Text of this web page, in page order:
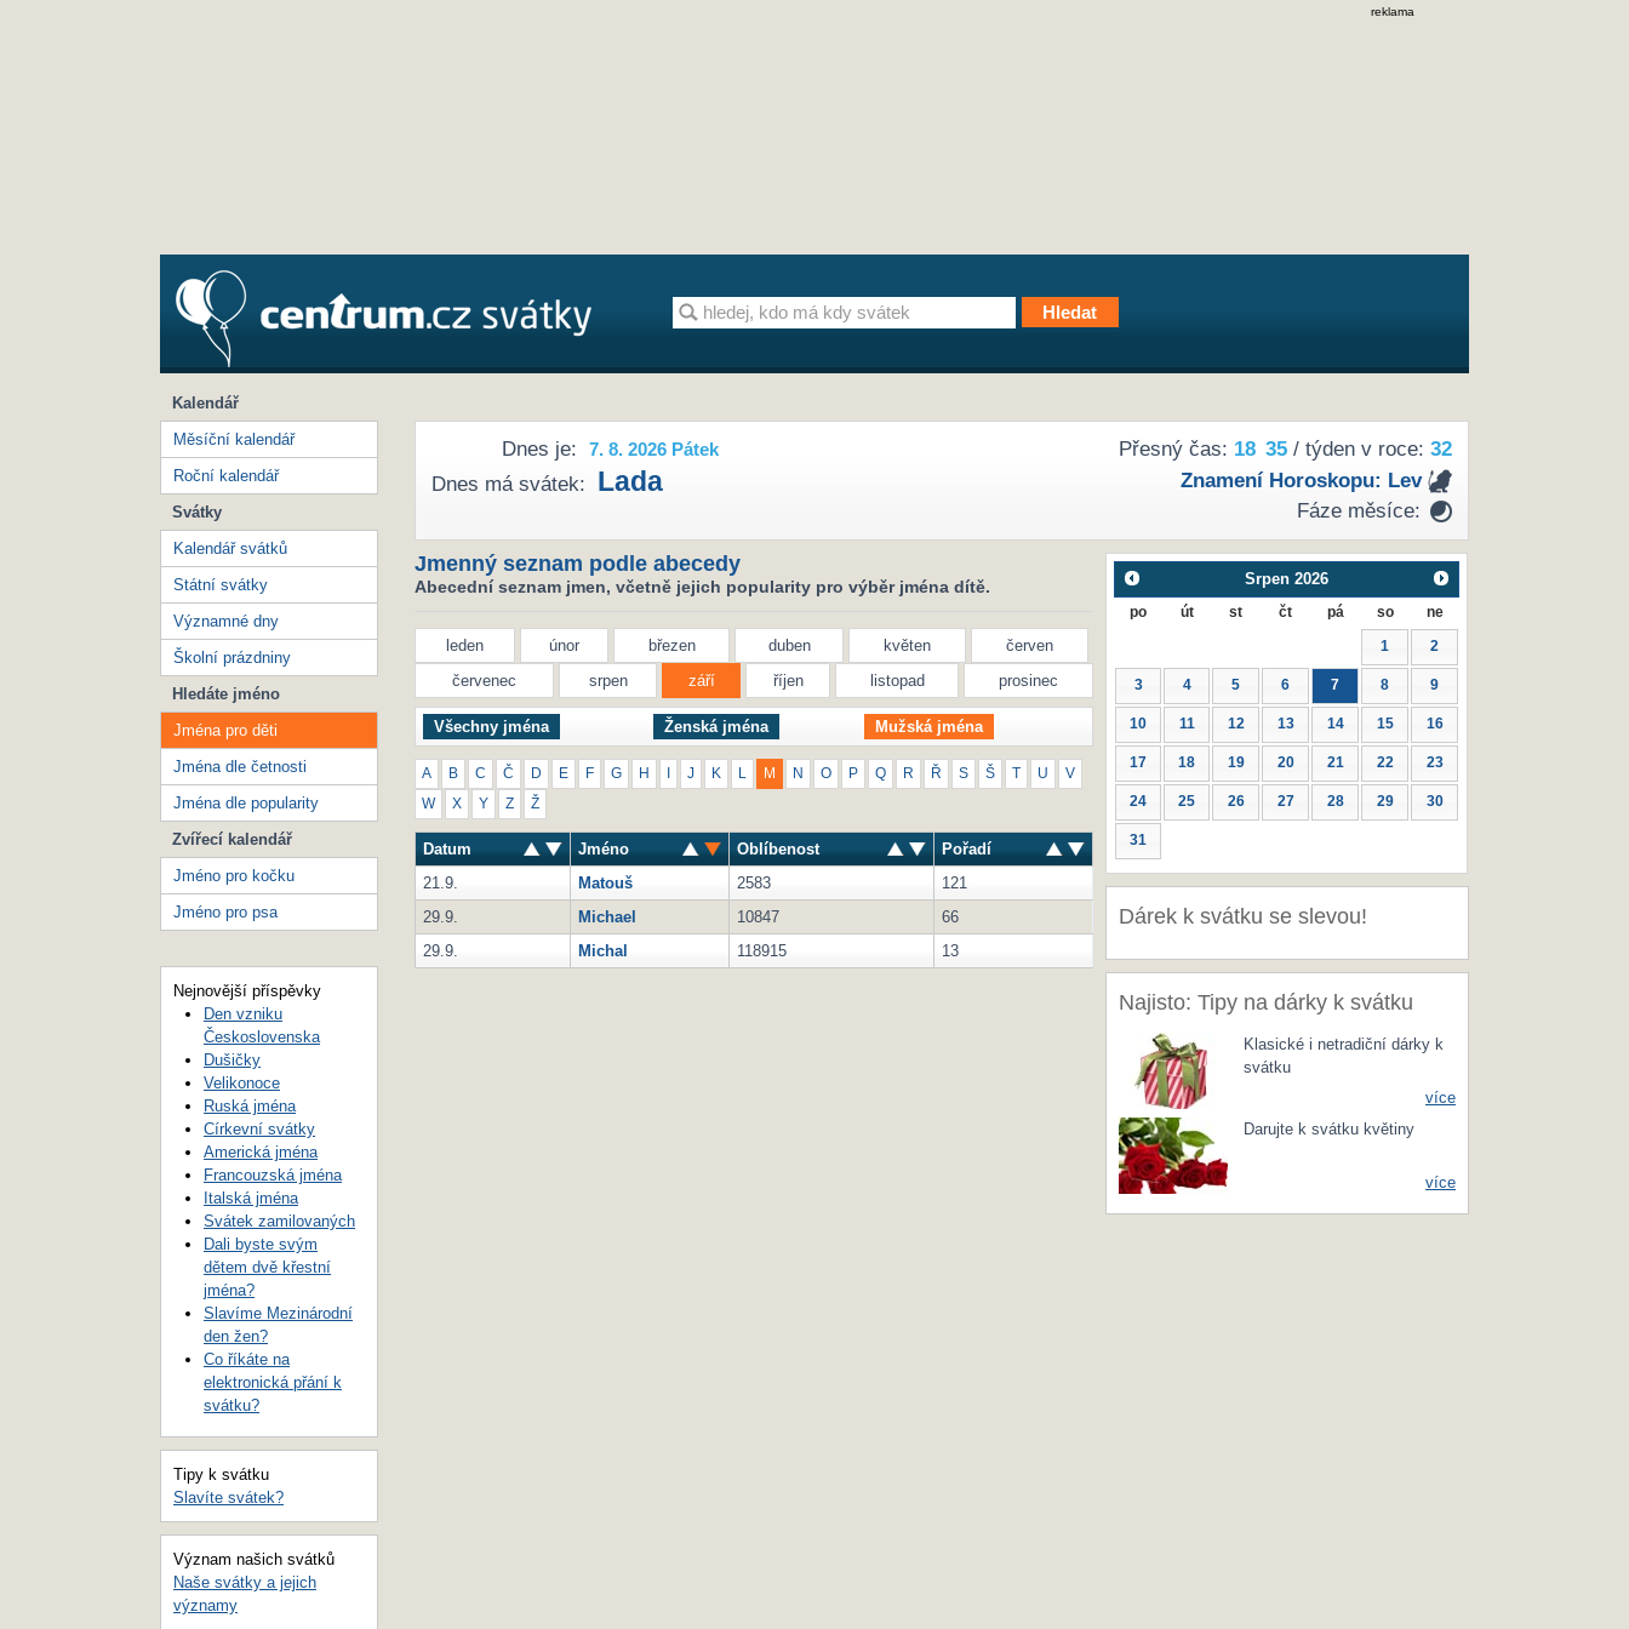
reklama
Přesný čas: 18 35/ týden v roce: 32
Znamení Horoskopu: Lev
Fáze měsíce:
Dnes je: 7. 8. 2026 Pátek
Dnes má svátek: Lada
Jmenný seznam podle abecedy
Abecední seznam jmen, včetně jejich popularity pro výběr jména dítě.
leden únor březen duben květen
červen
červenec
srpen září říjen listopad prosinec
Všechny jména Ženská jména Mužská jména
A B C Č D E F G H J K M N O P Q R Ř S Š U V
W X Y Z Ž
Datum Jméno Oblíbenost
Pořadí
21.9.
Matouš 2583
121
29.9.
Michael 10847
66
29.9.
Michal 118915 13
Srpen 2026
po út st čt pá so ne
1 2
3 4 5 6 7 8 9
10 11 12 13 14 15 16
17 18 19 20 21 22 23
24 25 26 27 28 29 30
31
Dárek k svátku se slevou!
Najisto: Tipy na dárky k svátku
Klasické i netradiční dárky k
svátku
více
Darujte k svátku květiny
více
Kalendář
Měsíční kalendář
Roční kalendář
Svátky
Kalendář svátků
Státní svátky
Významné dny
Školní prázdniny
Hledáte jméno
Jména pro děti
Jména dle četnosti
Jména dle popularity
Zvířecí kalendář
Jméno pro kočku
Jméno pro psa
Nejnovější příspěvky
Den vzniku
Československa
Dušičky
Velikonoce
Ruská jména
Církevní svátky
Americká jména
Francouzská jména
Italská jména
Svátek zamilovaných
Dali byste svým
dětem dvě křestní
jména?
Slavíme Mezinárodní
den žen?
Co říkáte na
elektronická přání k
svátku?
Tipy k svátku
Slavíte svátek?
Význam našich svátků
Naše svátky a jejich
významy